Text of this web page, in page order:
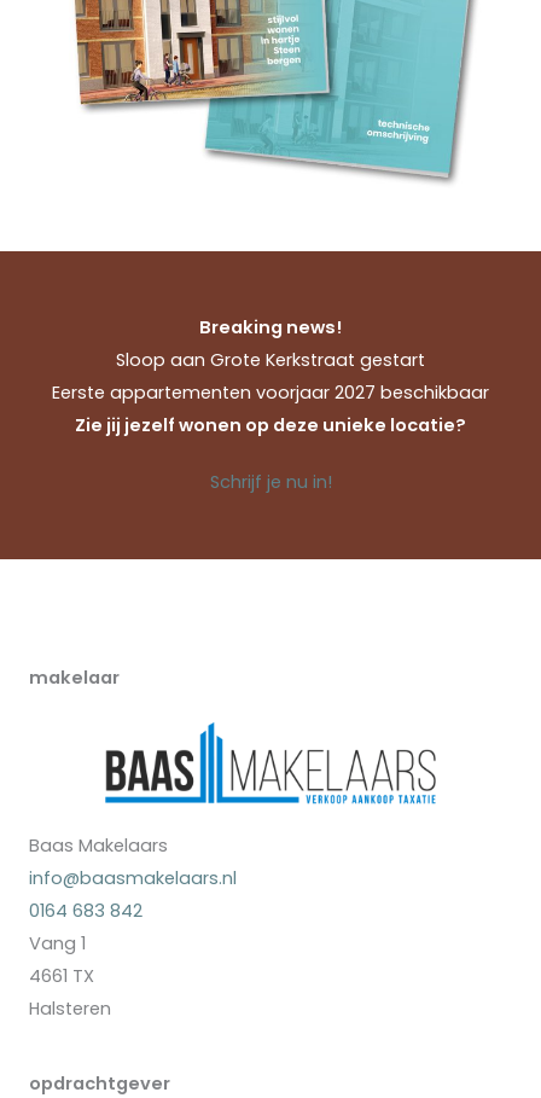
Breaking news!
Sloop aan Grote Kerkstraat gestart
Eerste appartementen voorjaar 2027 beschikbaar
Zie jij jezelf wonen op deze unieke locatie?
Schrijf je nu in!
makelaar
Baas Makelaars
info@baasmakelaars.nl
0164 683 842
Vang 1
4661 TX
Halsteren
opdrachtgever